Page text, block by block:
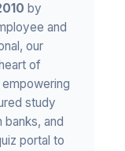
by
and
our
of
study
and
portal to